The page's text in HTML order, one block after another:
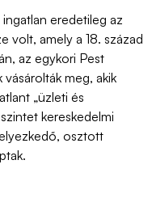
eredetileg az
volt, amely a 18. század
az egykori Pest
meg, akik
„üzleti és
kereskedelmi
osztott